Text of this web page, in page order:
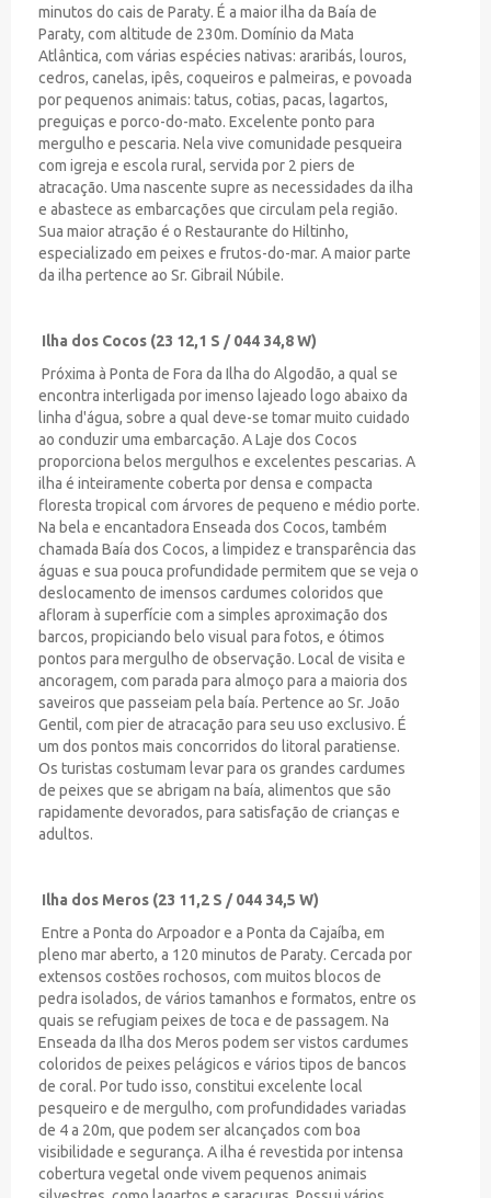
minutos do cais de Paraty. É a maior ilha da Baía de
Paraty, com altitude de 230m. Domínio da Mata
Atlântica, com várias espécies nativas: araribás, louros,
cedros, canelas, ipês, coqueiros e palmeiras, e povoada
por pequenos animais: tatus, cotias, pacas, lagartos,
preguiças e porco-do-mato. Excelente ponto para
mergulho e pescaria. Nela vive comunidade pesqueira
com igreja e escola rural, servida por 2 piers de
atracação. Uma nascente supre as necessidades da ilha
e abastece as embarcações que circulam pela região.
Sua maior atração é o Restaurante do Hiltinho,
especializado em peixes e frutos-do-mar. A maior parte
da ilha pertence ao Sr. Gibrail Núbile.
Ilha dos Cocos (23 12,1 S / 044 34,8 W)
Próxima à Ponta de Fora da Ilha do Algodão, a qual se
encontra interligada por imenso lajeado logo abaixo da
linha d'água, sobre a qual deve-se tomar muito cuidado
ao conduzir uma embarcação. A Laje dos Cocos
proporciona belos mergulhos e excelentes pescarias. A
ilha é inteiramente coberta por densa e compacta
floresta tropical com árvores de pequeno e médio porte.
Na bela e encantadora Enseada dos Cocos, também
chamada Baía dos Cocos, a limpidez e transparência das
águas e sua pouca profundidade permitem que se veja o
deslocamento de imensos cardumes coloridos que
afloram à superfície com a simples aproximação dos
barcos, propiciando belo visual para fotos, e ótimos
pontos para mergulho de observação. Local de visita e
ancoragem, com parada para almoço para a maioria dos
saveiros que passeiam pela baía. Pertence ao Sr. João
Gentil, com pier de atracação para seu uso exclusivo. É
um dos pontos mais concorridos do litoral paratiense.
Os turistas costumam levar para os grandes cardumes
de peixes que se abrigam na baía, alimentos que são
rapidamente devorados, para satisfação de crianças e
adultos.
Ilha dos Meros (23 11,2 S / 044 34,5 W)
Entre a Ponta do Arpoador e a Ponta da Cajaíba, em
pleno mar aberto, a 120 minutos de Paraty. Cercada por
extensos costões rochosos, com muitos blocos de
pedra isolados, de vários tamanhos e formatos, entre os
quais se refugiam peixes de toca e de passagem. Na
Enseada da Ilha dos Meros podem ser vistos cardumes
coloridos de peixes pelágicos e vários tipos de bancos
de coral. Por tudo isso, constitui excelente local
pesqueiro e de mergulho, com profundidades variadas
de 4 a 20m, que podem ser alcançados com boa
visibilidade e segurança. A ilha é revestida por intensa
cobertura vegetal onde vivem pequenos animais